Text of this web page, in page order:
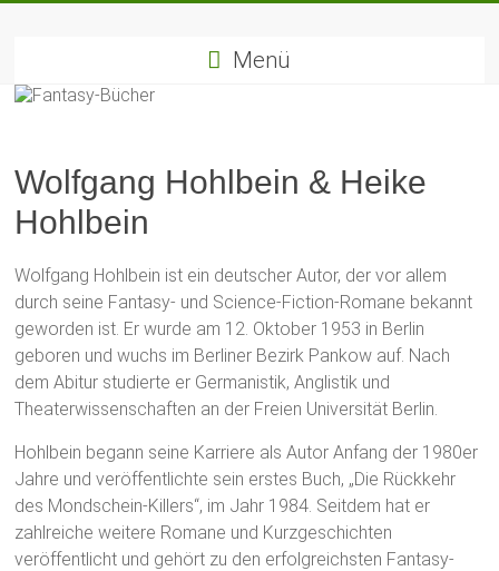
Bücher
Fantasybücher
Fantasyreihen
Menü
Wolfgang Hohlbein & Heike
Hohlbein
Wolfgang Hohlbein ist ein deutscher Autor, der vor allem
durch seine Fantasy- und Science-Fiction-Romane bekannt
geworden ist. Er wurde am 12. Oktober 1953 in Berlin
geboren und wuchs im Berliner Bezirk Pankow auf. Nach
dem Abitur studierte er Germanistik, Anglistik und
Theaterwissenschaften an der Freien Universität Berlin.
Hohlbein begann seine Karriere als Autor Anfang der 1980er
Jahre und veröffentlichte sein erstes Buch, „Die Rückkehr
des Mondschein-Killers“, im Jahr 1984. Seitdem hat er
zahlreiche weitere Romane und Kurzgeschichten
veröffentlicht und gehört zu den erfolgreichsten Fantasy-